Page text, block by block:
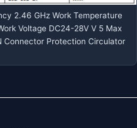
2.46 GHz Work Temperature
Voltage DC24-28V V 5 Max
Connector Protection Circulator